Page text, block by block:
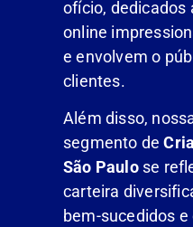
ofício, dedicados
online
e envolvem o
clientes.
Além disso,
segmento de
São Paulose
carteira
bem-sucedidos